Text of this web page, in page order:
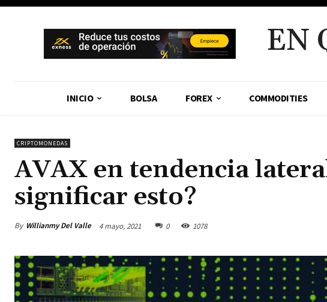
EN
INICIO BOLSA FOREX COMMODITIES
CRIPTOMONEDAS
AVAX en tendencia
significar esto?
By Willianmy Del Valle 4 mayo, 2021 0 1078